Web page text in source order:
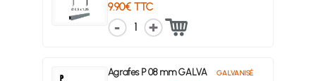
9.90€ TTC
1
Agrafes P 08 mm GALVA GALVANISÉ